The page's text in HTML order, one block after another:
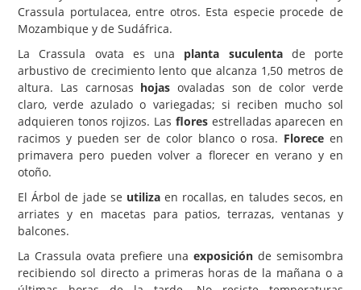
Arbustos y Trepadoras
Cactus y Suculentas
Crassula portulacea, entre otros. Esta especie procede de
Mozambique y de Sudáfrica.
La Crassula ovata es una planta suculentade porte
arbustivo de crecimiento lento que alcanza 1,50 metros de
altura. Las carnosas hojas ovaladas son de color verde
claro, verde azulado o variegadas; si reciben mucho sol
adquieren tonos rojizos. Las floresestrelladas aparecen en
racimos y pueden ser de color blanco o rosa. Florece en
primavera pero pueden volver a florecer en verano y en
otoño.
El Árbol de jade se utilizaen rocallas, en taludes secos, en
arriates y en macetas para patios, terrazas, ventanas y
balcones.
La Crassula ovata prefiere una exposición de semisombra
recibiendo sol directo a primeras horas de la mañana o a